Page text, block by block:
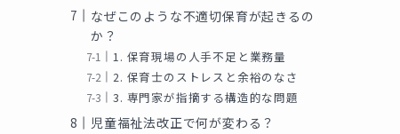
なぜこのような不適切保育が起きるの
か？
1. 保育現場の人手不足と業務量
2. 保育士のストレスと余裕のなさ
3. 専門家が指摘する構造的な問題
児童福祉法改正で何が変わる？